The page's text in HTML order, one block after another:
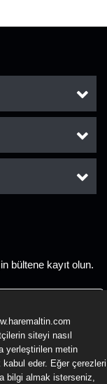
bültene kayıt olun.
siteyi nasıl
yerleştirilen metin
kabul eder. Eğer çerezleri
bilgi almak isterseniz,